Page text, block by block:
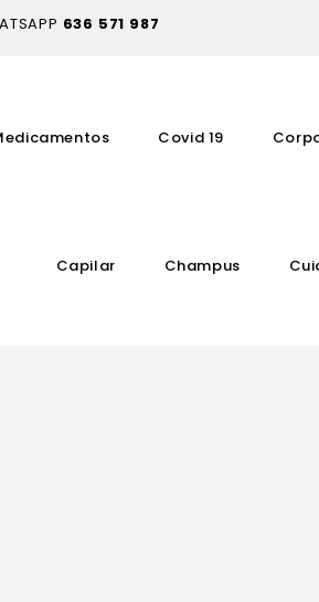
636 571 987
Covid 19
Capilar Champus